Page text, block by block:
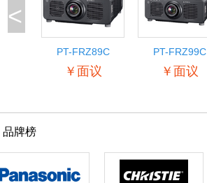
<
PT-FRZ89C
￥面议
PT-FRZ99C
￥面议
品牌榜